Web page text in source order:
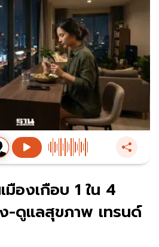
องเกือบ 1 ใน 4
-ดูแลสุขภาพ เทรนด์